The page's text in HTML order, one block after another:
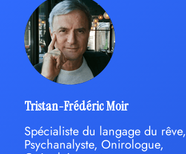
Tristan-Frédéric Moir
Spécialiste du langage du rêve,
Psychanalyste, Onirologue,